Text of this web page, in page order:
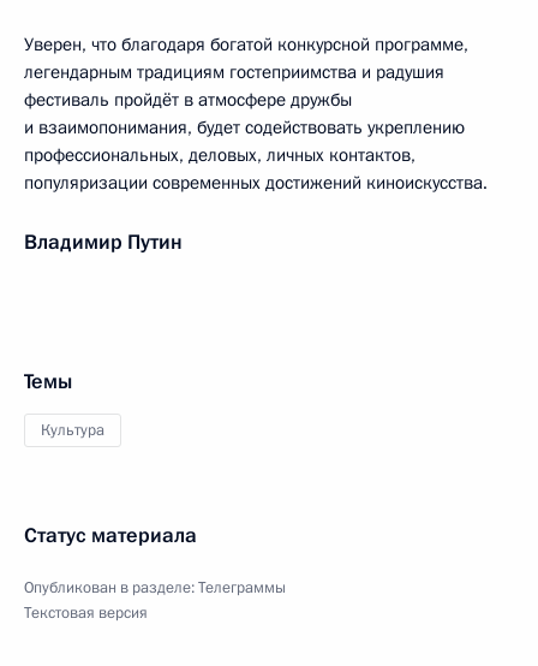
Уверен, что благодаря богатой конкурсной программе,
легендарным традициям гостеприимства и радушия
фестиваль пройдёт в атмосфере дружбы
и взаимопонимания, будет содействовать укреплению
профессиональных, деловых, личных контактов,
популяризации современных достижений киноискусства.
Владимир Путин
Темы
Культура
Статус материала
Опубликован в разделе:Телеграммы
Текстовая версия